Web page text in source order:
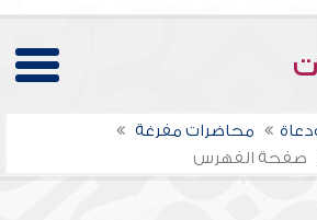
محاضرات مفرغة
صفحة الفهرس